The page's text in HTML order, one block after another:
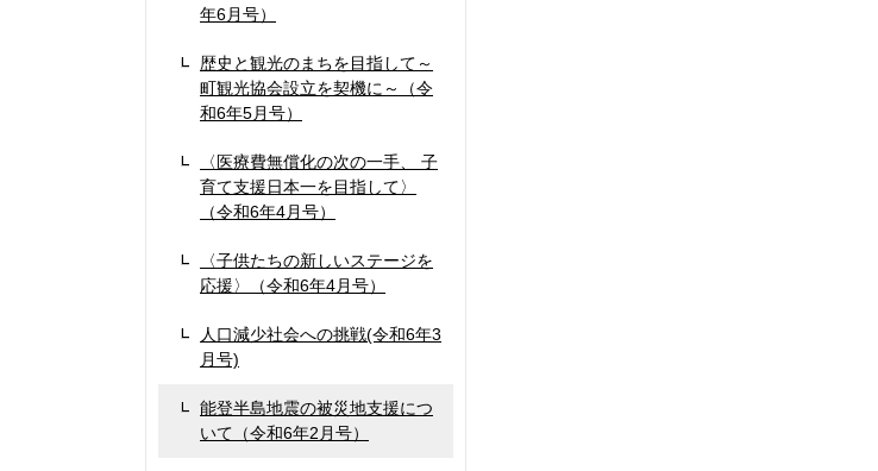
年6月号）
歴史と観光のまちを目指して～
町観光協会設立を契機に～（令
和6年5月号）
〈医療費無償化の次の一手、 子
育て支援日本一を目指して〉
（令和6年4月号）
〈子供たちの新しいステージを
応援〉（令和6年4月号）
人口減少社会への挑戦(令和6年3
月号)
能登半島地震の被災地支援につ
いて（令和6年2月号）